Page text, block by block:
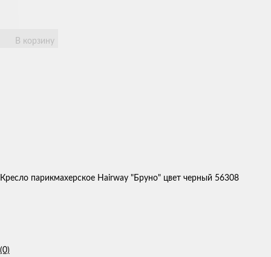
В корзину
Кресло парикмахерское Hairway "Бруно" цвет черный 56308
(0)